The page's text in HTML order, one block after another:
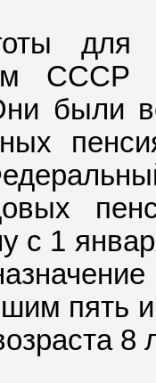
для
СССР
были
с 1
пять
8